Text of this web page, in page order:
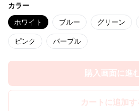
カラー
ホワイト ブルー グリーン
ピンク パープル
購入画面に進
カートに追加す